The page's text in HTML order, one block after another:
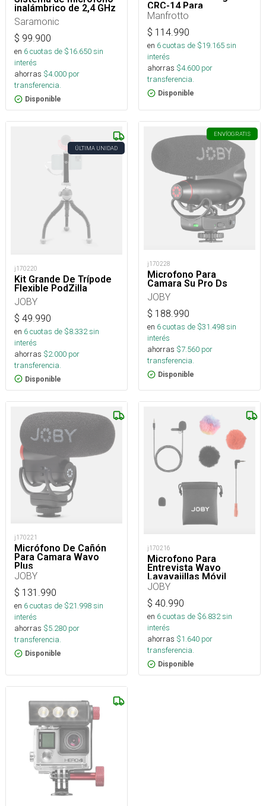
inalámbrico de 2,4 GHz
Saramonic
$ 99.900
en 6cuotas de $16.650sin
interés
ahorras $4.000 por
transferencia.
Disponible
CRC-14 Para
XF105,PXW-X70
Manfrotto
$ 114.990
en 6cuotas de $19.165sin
interés
ahorras $4.600 por
transferencia.
Disponible
ÚLTIMA UNIDAD
j170220
Kit Grande De Trípode
Flexible PodZilla
JOBY
$ 49.990
en 6cuotas de $8.332sin
interés
ahorras $2.000 por
transferencia.
Disponible
ENVÍOGRATIS
j170228
Microfono Para
Camara Su Pro Ds
JOBY
$ 188.990
en 6cuotas de $31.498sin
interés
ahorras $7.560 por
transferencia.
Disponible
j170221
Micrófono De Cañón
Para Camara Wavo
Plus
JOBY
$ 131.990
en 6cuotas de $21.998sin
interés
ahorras $5.280 por
transferencia.
Disponible
j170216
Microfono Para
Entrevista Wavo
Lavavajillas Móvil
JOBY
$ 40.990
en 6cuotas de $6.832sin
interés
ahorras $1.640 por
transferencia.
Disponible